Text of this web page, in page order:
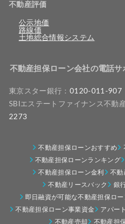
不動産評価
公示地価
路線価
土地総合情報システム
不動産担保ローン会社の電話サ
東京スター銀行： 0120-011-907
SBIエステートファイナンス不動
2273
不動産担保ローンおすすめ
不動産担保ローンランキング
不動産担保ローン金利
不動
不動産リースバック
銀
即日融資が可能な不動産担保ロー
不動産担保ローン事業資金
アパー
不動産売却
不動産担